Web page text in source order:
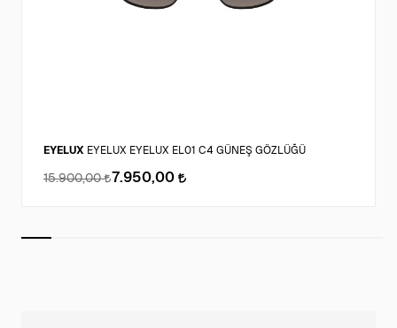
EYELUX EYELUX EYELUX EL01 C4 GÜNEŞ GÖZLÜĞÜ
15.900,00 7.950,00